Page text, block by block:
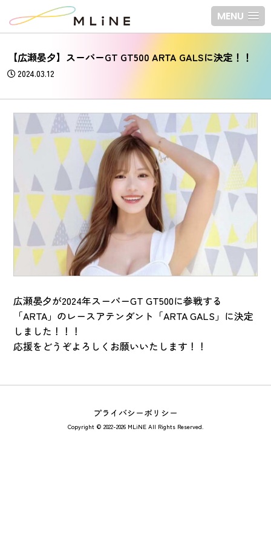
MENU
【広瀬晏夕】スーパーGT GT500 ARTA GALSに決定！！
2024.03.12
広瀬晏夕が2024年スーパーGT GT500に参戦する
「ARTA」のレースアテンダント「ARTA GALS」に決定
しました！！！
応援をどうぞよろしくお願いいたします！！
プライバシーポリシー
Copyright © 2022-2026 MLiNE All Rights Reserved.